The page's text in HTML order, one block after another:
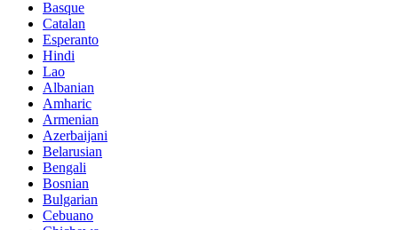
Basque
Catalan
Esperanto
Hindi
Lao
Albanian
Amharic
Armenian
Azerbaijani
Belarusian
Bengali
Bosnian
Bulgarian
Cebuano